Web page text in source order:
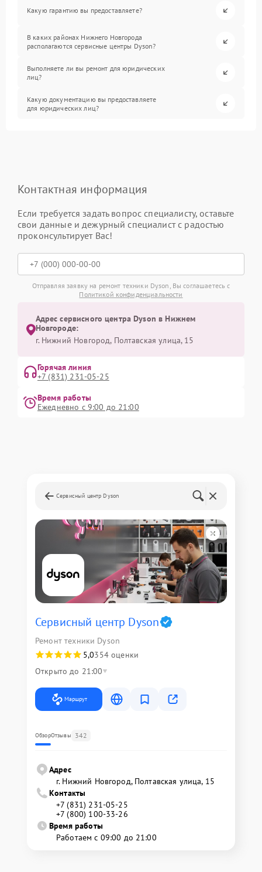
Какую гарантию вы предоставляете?
В каких районах Нижнего Новгорода
располагаются сервисные центры Dyson?
Выполняете ли вы ремонт для юридических
лиц?
Какую документацию вы предоставляете
для юридических лиц?
Контактная информация
Если требуется задать вопрос специалисту, оставьте
свои данные и дежурный специалист с радостью
проконсультирует Вас!
Отправляя заявку на ремонт техники Dyson, Вы соглашаетесь с
Политикой конфиденциальности
Адрес сервисного центра Dyson в Нижнем
Новгороде:
г. Нижний Новгород, Полтавская улица, 15
Горячая линия
+7 (831) 231-05-25
Время работы
Ежедневно с 9:00 до 21:00
Сервисный центр Dyson
Сервисный центр Dyson
Ремонт техники Dyson
5,0354 оценки
Открыто до 21:00
Маршрут
ОбзорОтзывы 342
Адрес
г. Нижний Новгород, Полтавская улица, 15
Контакты
+7 (831) 231-05-25
+7 (800) 100-33-26
Время работы
Работаем с 09:00 до 21:00